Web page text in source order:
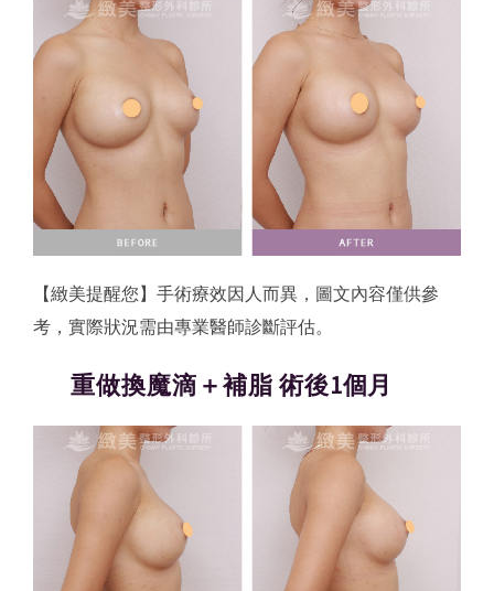
【緻美提醒您】手術療效因人而異，圖文內容僅供參
考，實際狀況需由專業醫師診斷評估。
重做換魔滴＋補脂 術後1個月